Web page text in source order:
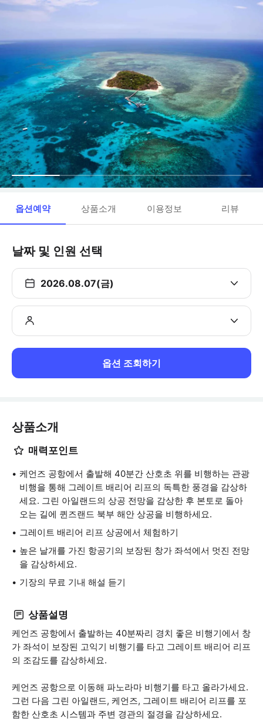
옵션예약 상품소개 이용정보 리뷰
날짜 및 인원 선택
2026.08.07(금)
옵션 조회하기
상품소개
매력포인트
케언즈 공항에서 출발해 40분간 산호초 위를 비행하는 관광
비행을 통해 그레이트 배리어 리프의 독특한 풍경을 감상하
세요. 그린 아일랜드의 상공 전망을 감상한 후 본토로 돌아
오는 길에 퀸즈랜드 북부 해안 상공을 비행하세요.
그레이트 배리어 리프 상공에서 체험하기
높은 날개를 가진 항공기의 보장된 창가 좌석에서 멋진 전망
을 감상하세요.
기장의 무료 기내 해설 듣기
상품설명
케언즈 공항에서 출발하는 40분짜리 경치 좋은 비행기에서 창
가 좌석이 보장된 고익기 비행기를 타고 그레이트 배리어 리프
의 조감도를 감상하세요.
케언즈 공항으로 이동해 파노라마 비행기를 타고 올라가세요.
그런 다음 그린 아일랜드, 케언즈, 그레이트 배리어 리프를 포
함한 산호초 시스템과 주변 경관의 절경을 감상하세요.